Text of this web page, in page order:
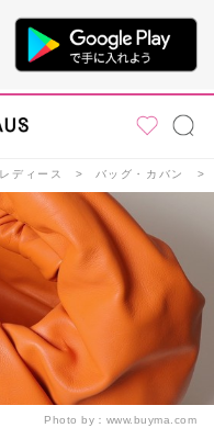
レディース バッグ・カバン
Photo by： www.buyma.com